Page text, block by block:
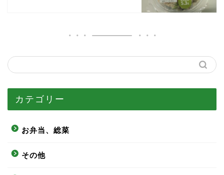
カテゴリー
お弁当、総菜
その他